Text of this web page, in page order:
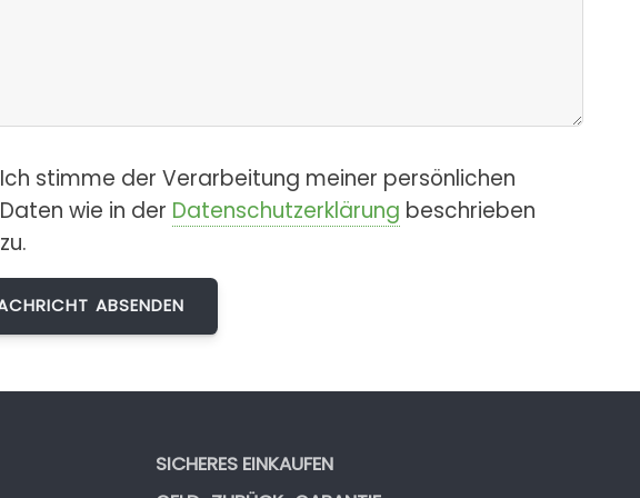
Ich stimme der Verarbeitung meiner persönlichen
Daten wie in der Datenschutzerklärung beschrieben
zu.
SICHERES EINKAUFEN